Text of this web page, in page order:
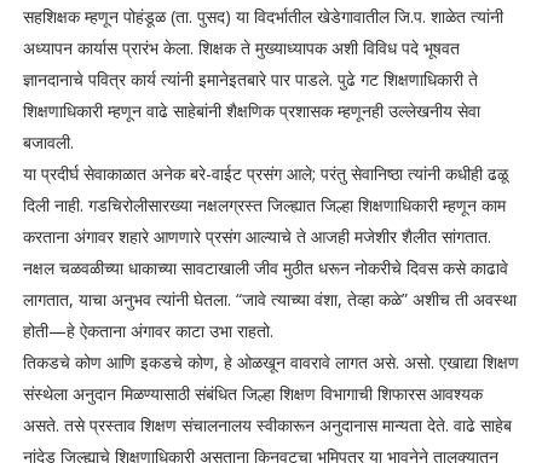
सहशिक्षक म्हणून पोहंडूळ (ता. पुसद) या विदर्भातील खेडेगावातील जि.प. शाळेत त्यांनी
अध्यापन कार्यास प्रारंभ केला. शिक्षक ते मुख्याध्यापक अशी विविध पदे भूषवत
ज्ञानदानाचे पवित्र कार्य त्यांनी इमानेइतबारे पार पाडले. पुढे गट शिक्षणाधिकारी ते
शिक्षणाधिकारी म्हणून वाढे साहेबांनी शैक्षणिक प्रशासक म्हणूनही उल्लेखनीय सेवा
बजावली.
या प्रदीर्घ सेवाकाळात अनेक बरे-वाईट प्रसंग आले; परंतु सेवानिष्ठा त्यांनी कधीही ढळू
दिली नाही. गडचिरोलीसारख्या नक्षलग्रस्त जिल्ह्यात जिल्हा शिक्षणाधिकारी म्हणून काम
करताना अंगावर शहारे आणणारे प्रसंग आल्याचे ते आजही मजेशीर शैलीत सांगतात.
नक्षल चळवळीच्या धाकाच्या सावटाखाली जीव मुठीत धरून नोकरीचे दिवस कसे काढावे
लागतात, याचा अनुभव त्यांनी घेतला. “जावे त्याच्या वंशा, तेव्हा कळे” अशीच ती अवस्था
होती—हे ऐकताना अंगावर काटा उभा राहतो.
तिकडचे कोण आणि इकडचे कोण, हे ओळखून वावरावे लागत असे. असो. एखाद्या शिक्षण
संस्थेला अनुदान मिळण्यासाठी संबंधित जिल्हा शिक्षण विभागाची शिफारस आवश्यक
असते. तसे प्रस्ताव शिक्षण संचालनालय स्वीकारून अनुदानास मान्यता देते. वाढे साहेब
नांदेड जिल्ह्याचे शिक्षणाधिकारी असताना किनवटचा भूमिपुत्र या भावनेने तालुक्यातून